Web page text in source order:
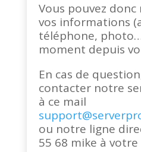
Vous pouvez
vos informations
téléphone,
moment depuis
En cas de
contacter notre
à ce mail
ou notre ligne
55 68 mike à